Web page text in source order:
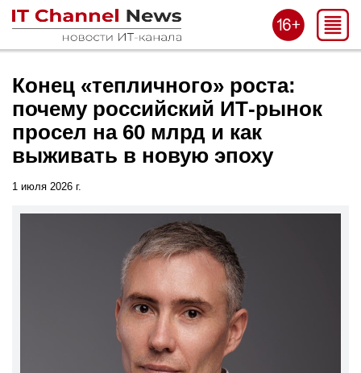
Конец «тепличного» роста:
почему российский ИТ-рынок
просел на 60 млрд и как
выживать в новую эпоху
1 июля 2026 г.